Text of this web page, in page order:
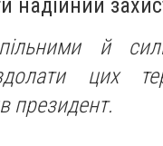
надійний
й
цих
президент.